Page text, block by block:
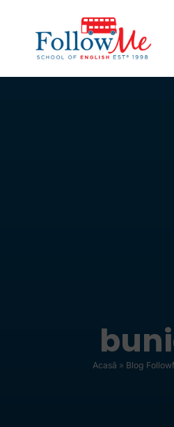
Acasă » Blog